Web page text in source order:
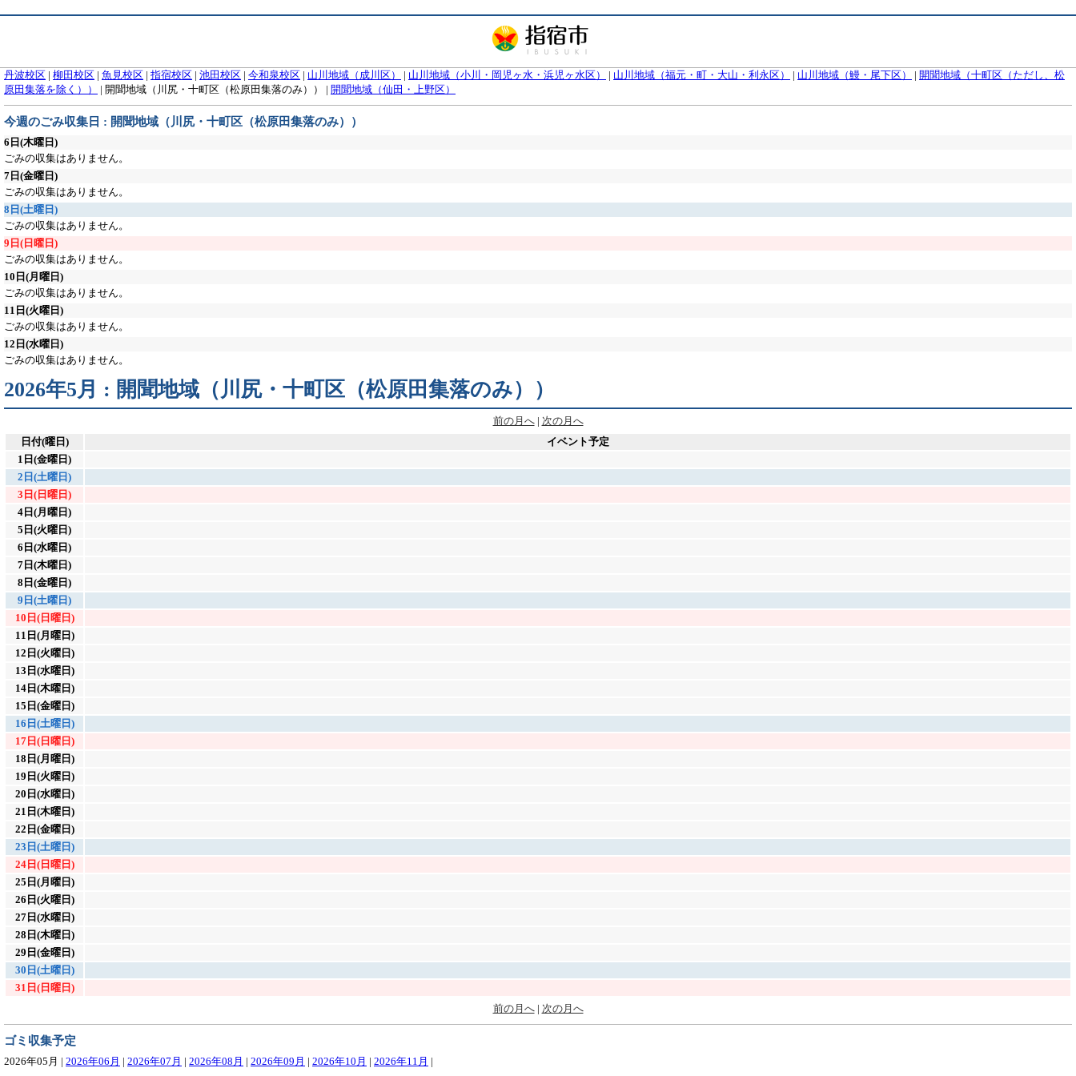
丹波校区 | 柳田校区 | 魚見校区 | 指宿校区 | 池田校区 | 今和泉校区 | 山川地域（成川区） | 山川地域（小川・岡児ヶ水・浜児ヶ水区） | 山川地域（福元・町・大山・利永区） | 山川地域（鰻・尾下区） | 開聞地域（十町区（ただし、松
原田集落を除く））
| 開聞地域（川尻・十町区（松原田集落のみ）） | 開聞地域（仙田・上野区）
今週のごみ収集日 : 開聞地域（川尻・十町区（松原田集落のみ））
6日 (木曜日)
ごみの収集はありません。
7日 (金曜日)
ごみの収集はありません。
8日 (土曜日)
ごみの収集はありません。
9日 (日曜日)
ごみの収集はありません。
10日 (月曜日)
ごみの収集はありません。
11日 (火曜日)
ごみの収集はありません。
12日 (水曜日)
ごみの収集はありません。
2026年5月 : 開聞地域（川尻・十町区（松原田集落のみ））
前の月へ| 次の月へ
日付(曜日)
イベント予定
1日(金曜日)
2日(土曜日)
3日(日曜日)
4日(月曜日)
5日(火曜日)
6日(水曜日)
7日(木曜日)
8日(金曜日)
9日(土曜日)
10日(日曜日)
11日(月曜日)
12日(火曜日)
13日(水曜日)
14日(木曜日)
15日(金曜日)
16日(土曜日)
17日(日曜日)
18日(月曜日)
19日(火曜日)
20日(水曜日)
21日(木曜日)
22日(金曜日)
23日(土曜日)
24日(日曜日)
25日(月曜日)
26日(火曜日)
27日(水曜日)
28日(木曜日)
29日(金曜日)
30日(土曜日)
31日(日曜日)
前の月へ| 次の月へ
ゴミ収集予定
2026年05月 | 2026年06月 | 2026年07月 | 2026年08月 | 2026年09月 | 2026年10月 | 2026年11月 |